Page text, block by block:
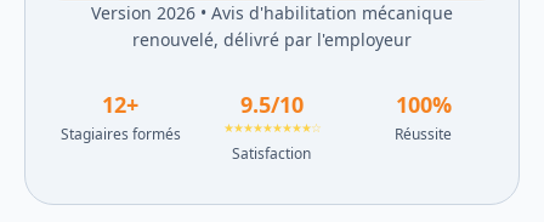
Version 2026 • Avis d'habilitation mécanique
renouvelé, délivré par l'employeur
12+
Stagiaires formés
9.5/10
★★★★★★★★★☆
Satisfaction
100%
Réussite